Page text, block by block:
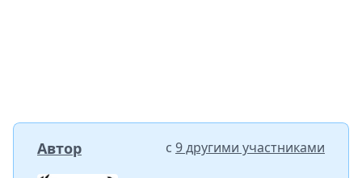
Автор с 9 другими участниками